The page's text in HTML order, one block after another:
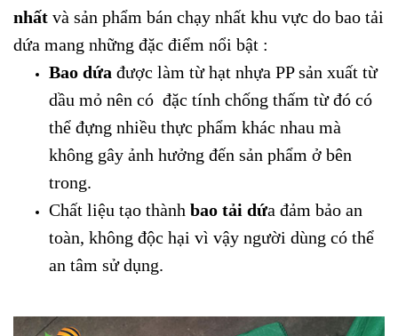
nhất và sản phẩm bán chạy nhất khu vực do bao tải
dứa mang những đặc điểm nổi bật :
Bao dứa được làm từ hạt nhựa PP sản xuất từ
dầu mỏ nên có đặc tính chống thấm từ đó có
thể đựng nhiều thực phẩm khác nhau mà
không gây ảnh hưởng đến sản phẩm ở bên
trong.
Chất liệu tạo thành bao tải dứa đảm bảo an
toàn, không độc hại vì vậy người dùng có thể
an tâm sử dụng.